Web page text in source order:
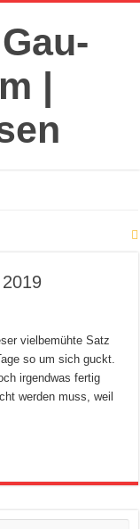
vielbemühte Satz
so um sich guckt.
irgendwas fertig
werden muss, weil